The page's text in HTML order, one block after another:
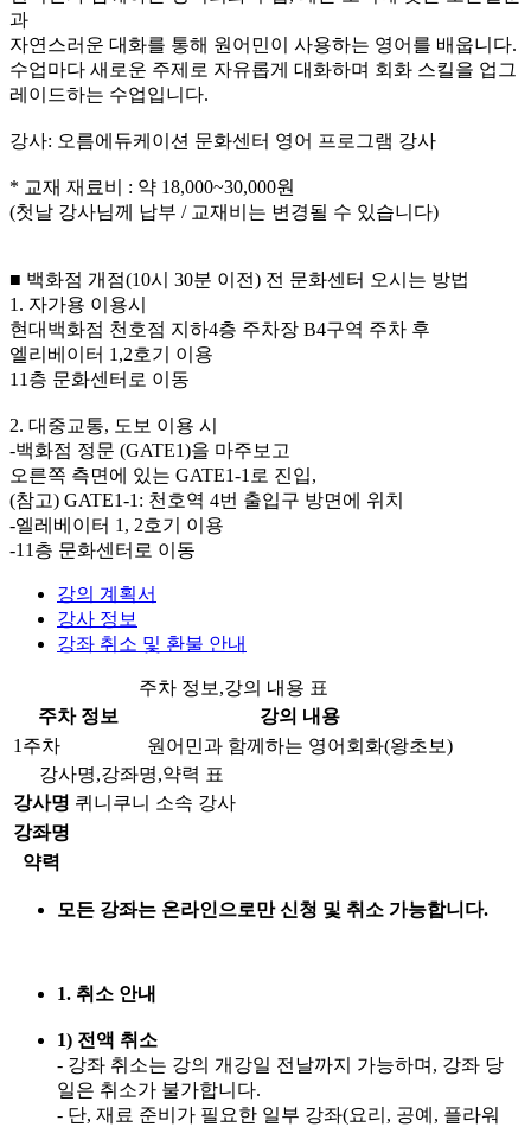
과
자연스러운 대화를 통해 원어민이 사용하는 영어를 배웁니다.
수업마다 새로운 주제로 자유롭게 대화하며 회화 스킬을 업그
레이드하는 수업입니다.
강사: 오름에듀케이션 문화센터 영어 프로그램 강사
* 교재 재료비 : 약 18,000~30,000원
(첫날 강사님께 납부 / 교재비는 변경될 수 있습니다)
■ 백화점 개점(10시 30분 이전) 전 문화센터 오시는 방법
1. 자가용 이용시
현대백화점 천호점 지하4층 주차장 B4구역 주차 후
엘리베이터 1,2호기 이용
11층 문화센터로 이동
2. 대중교통, 도보 이용 시
-백화점 정문 (GATE1)을 마주보고
오른쪽 측면에 있는 GATE1-1로 진입,
(참고) GATE1-1: 천호역 4번 출입구 방면에 위치
-엘레베이터 1, 2호기 이용
-11층 문화센터로 이동
강의 계획서
강사 정보
강좌 취소 및 환불 안내
주차 정보,강의 내용 표
주차 정보
강의 내용
1주차
원어민과 함께하는 영어회화(왕초보)
강사명,강좌명,약력 표
강사명 퀴니쿠니 소속 강사
강좌명
약력
모든 강좌는 온라인으로만 신청 및 취소 가능합니다.
1. 취소 안내
1) 전액 취소
- 강좌 취소는 강의 개강일 전날까지 가능하며, 강좌 당
일은 취소가 불가합니다.
- 단, 재료 준비가 필요한 일부 강좌(요리, 공예, 플라워